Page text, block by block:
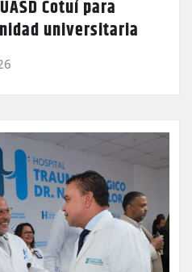
Cotuí para
universitaria